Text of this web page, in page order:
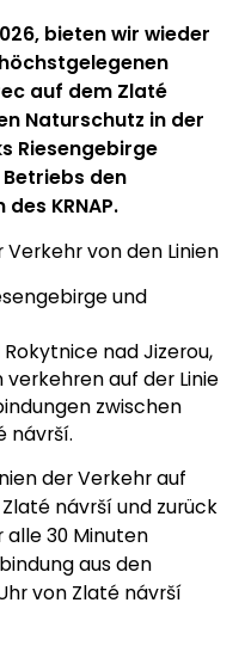
bieten wir wieder
auf dem Zlaté
Naturschutz in der
Riesengebirge
den
KRNAP.
von den Linien
und
nad Jizerou,
auf der Linie
zwischen
návrší.
der Verkehr auf
návrší und zurück
alle 30 Minuten
aus den
von Zlaté návrší